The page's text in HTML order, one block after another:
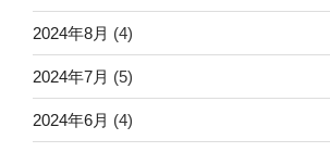
2024年8月 (4)
2024年7月 (5)
2024年6月 (4)